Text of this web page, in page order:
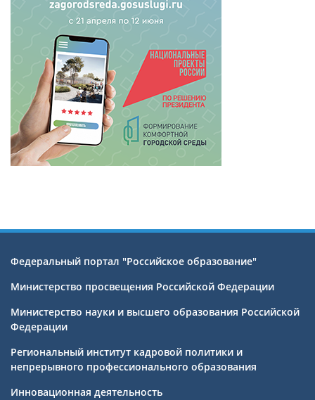
Федеральный портал "Российское образование"
Министерство просвещения Российской Федерации
Министерство науки и высшего образования Российской
Федерации
Региональный институт кадровой политики и
непрерывного профессионального образования
Инновационная деятельность